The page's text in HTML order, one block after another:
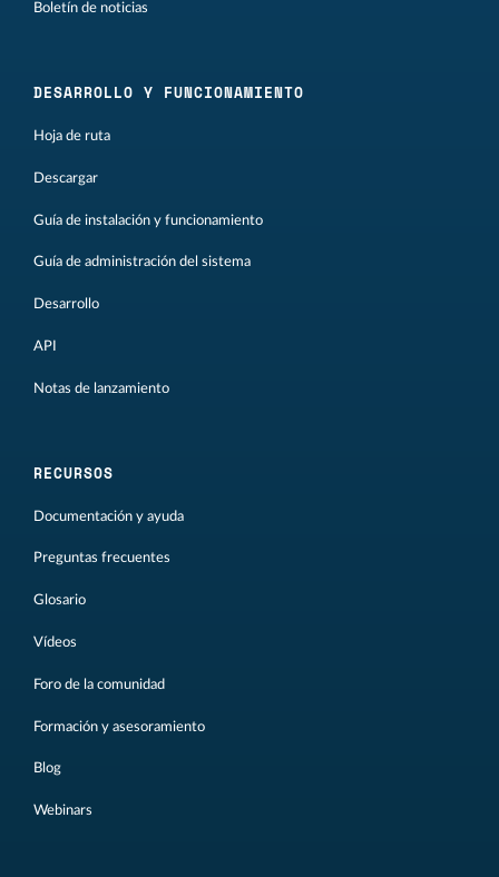
Boletín de noticias
DESARROLLO Y FUNCIONAMIENTO
Hoja de ruta
Descargar
Guía de instalación y funcionamiento
Guía de administración del sistema
Desarrollo
API
Notas de lanzamiento
RECURSOS
Documentación y ayuda
Preguntas frecuentes
Glosario
Vídeos
Foro de la comunidad
Formación y asesoramiento
Blog
Webinars